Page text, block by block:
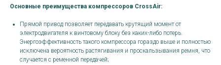
Основные преимущества компрессоров CrossAir:
Прямой привод позволяет передавать крутящий момент от
электродвигателя к винтовому блоку без каких-либо потерь.
Энергоэффективность такого компрессора гораздо выше и полностью
исключена вероятность растягивания и проскальзывания ремня, что
случается с ременной передачей;